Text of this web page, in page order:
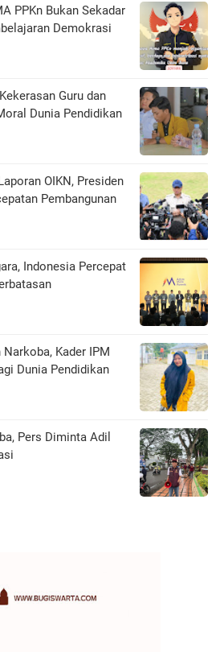
PPKn Bukan Sekadar
Demokrasi
Guru dan
Dunia Pendidikan
OIKN, Presiden
Pembangunan
Indonesia Percepat
Kader IPM
Dunia Pendidikan
Pers Diminta Adil